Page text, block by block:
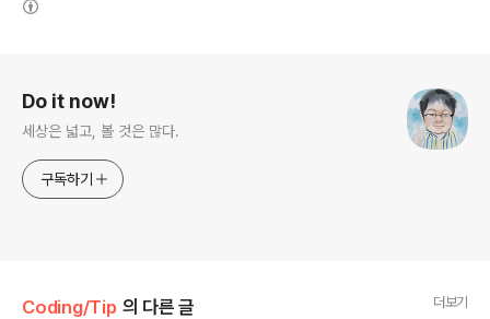
Do it now!
세상은 넓고, 볼 것은 많다.
구독하기
Coding/Tip 의 다른 글 더보기